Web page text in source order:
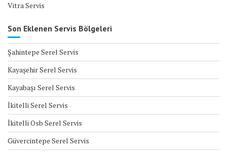
Vitra Servis
Son Eklenen Servis Bölgeleri
Şahintepe Serel Servis
Kayaşehir Serel Servis
Kayabaşı Serel Servis
İkitelli Serel Servis
İkitelli Osb Serel Servis
Güvercintepe Serel Servis